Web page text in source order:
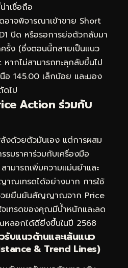
าเชื่อถือ
อาจพิจารณาเข้าขาย Short
ปิด หรือรอการย่อตัวกลับมา
รั้ง (ซึ่งตอนนี้กลายเป็นแนว
หากไม่สามารถทะลุกลับขึ้นไป
อ 145.00 เล็กน้อย และมอง
ดไป
Action ร่วมกับ
ด้วยตัวมันเอง แต่การผสม
รมราคาร่วมกับเครื่องมือ
ามารถเพิ่มความแม่นยำและ
ณเทรดได้อย่างมาก การใช้
ช่วยยืนยันสัญญาณจาก Price
เทรดของคุณมีน้ำหนักและลด
ลอกได้ดียิ่งขึ้นในปี 2568
บแนวต้านและเส้นแนว
& Trend Lines)